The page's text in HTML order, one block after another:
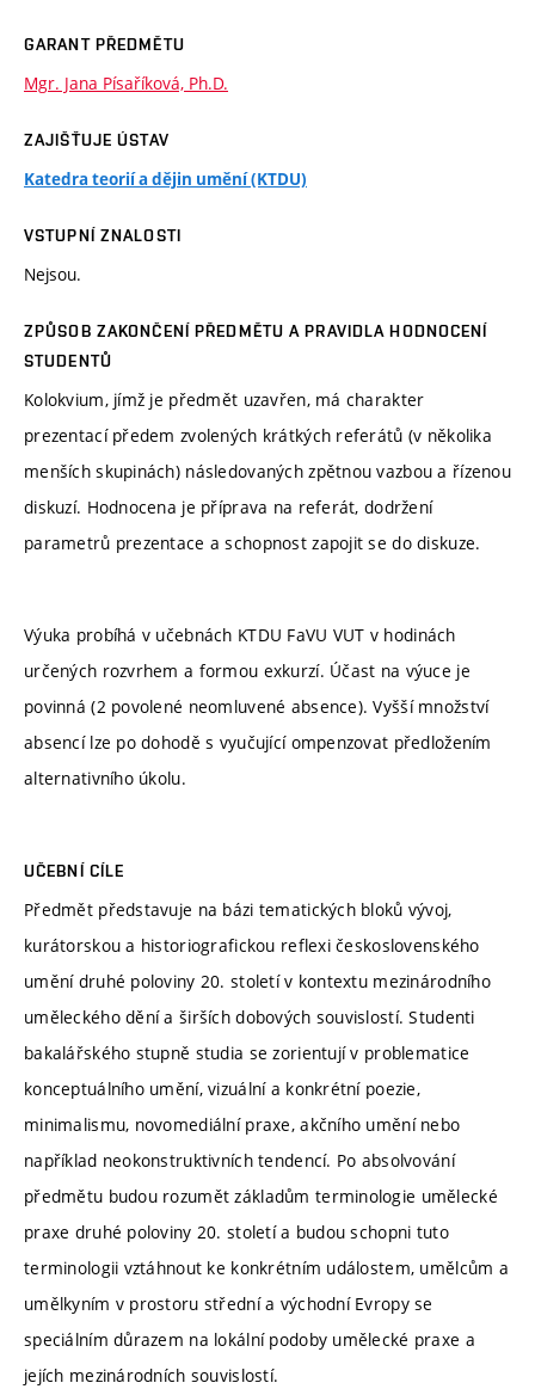
GARANT PŘEDMĚTU
Mgr. Jana Písaříková, Ph.D.
ZAJIŠŤUJE ÚSTAV
Katedra teorií a dějin umění (KTDU)
VSTUPNÍ ZNALOSTI
Nejsou.
ZPŮSOB ZAKONČENÍ PŘEDMĚTU A PRAVIDLA HODNOCENÍ
STUDENTŮ
Kolokvium, jímž je předmět uzavřen, má charakter
prezentací předem zvolených krátkých referátů (v několika
menších skupinách) následovaných zpětnou vazbou a řízenou
diskuzí. Hodnocena je příprava na referát, dodržení
parametrů prezentace a schopnost zapojit se do diskuze.
Výuka probíhá v učebnách KTDU FaVU VUT v hodinách
určených rozvrhem a formou exkurzí. Účast na výuce je
povinná (2 povolené neomluvené absence). Vyšší množství
absencí lze po dohodě s vyučující ompenzovat předložením
alternativního úkolu.
UČEBNÍ CÍLE
Předmět představuje na bázi tematických bloků vývoj,
kurátorskou a historiografickou reflexi československého
umění druhé poloviny 20. století v kontextu mezinárodního
uměleckého dění a širších dobových souvislostí. Studenti
bakalářského stupně studia se zorientují v problematice
konceptuálního umění, vizuální a konkrétní poezie,
minimalismu, novomediální praxe, akčního umění nebo
například neokonstruktivních tendencí. Po absolvování
předmětu budou rozumět základům terminologie umělecké
praxe druhé poloviny 20. století a budou schopni tuto
terminologii vztáhnout ke konkrétním událostem, umělcům a
umělkyním v prostoru střední a východní Evropy se
speciálním důrazem na lokální podoby umělecké praxe a
jejích mezinárodních souvislostí.